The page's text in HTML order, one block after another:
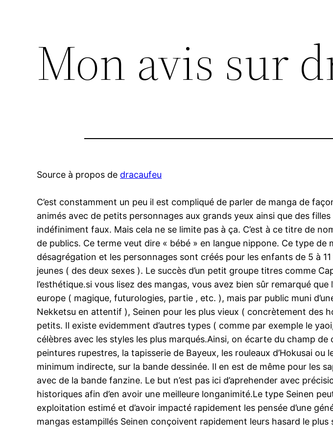
Mon avis sur
Source à propos de dracaufeu
C’est constamment un peu il est compliqué de parler de manga de
animés avec de petits personnages aux grands yeux ainsi que des
indéfiniment faux. Mais cela ne se limite pas à ça. C’est à ce titre de
de publics. Ce terme veut dire « bébé » en langue nippone. Ce type
désagrégation et les personnages sont créés pour les enfants de 5 à
jeunes ( des deux sexes ). Le succès d’un petit groupe titres comme
l’esthétique.si vous lisez des mangas, vous avez bien sûr remarqué
europe ( magique, futurologies, partie , etc. ), mais par public muni
Nekketsu en attentif ), Seinen pour les plus vieux ( concrètement des
petits. Il existe evidemment d’autres types ( comme par exemple le
célèbres avec les styles les plus marqués.Ainsi, on écarte du champ
peintures rupestres, la tapisserie de Bayeux, les rouleaux d’Hokusai
minimum indirecte, sur la bande dessinée. Il en est de même pour les
avec de la bande fanzine. Le but n’est pas ici d’aprehender avec
historiques afin d’en avoir une meilleure longanimité.Le type Seinen
exploitation estimé et d’avoir impacté rapidement les pensée d’une
mangas estampillés Seinen conçoivent rapidement leurs hasard le